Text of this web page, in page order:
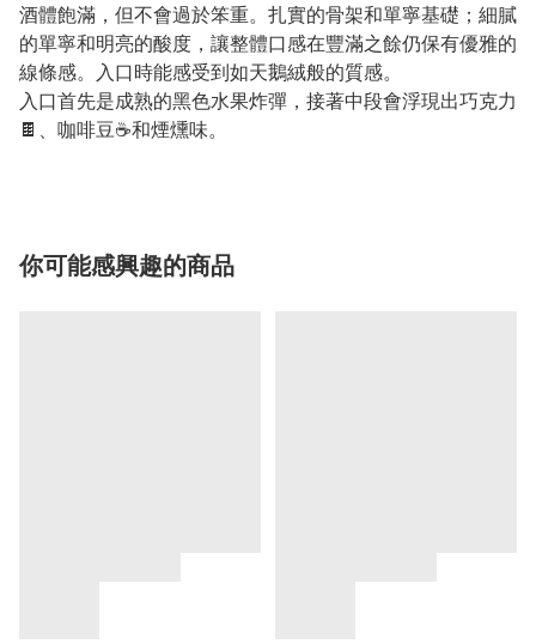
酒體飽滿，但不會過於笨重。扎實的骨架和單寧基礎；細膩
的單寧和明亮的酸度，讓整體口感在豐滿之餘仍保有優雅的
線條感。入口時能感受到如天鵝絨般的質感。
入口首先是成熟的黑色水果炸彈，接著中段會浮現出巧克力
🍫、咖啡豆☕️和煙燻味。
你可能感興趣的商品